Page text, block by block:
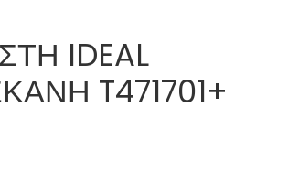
IDEAL
T471701+